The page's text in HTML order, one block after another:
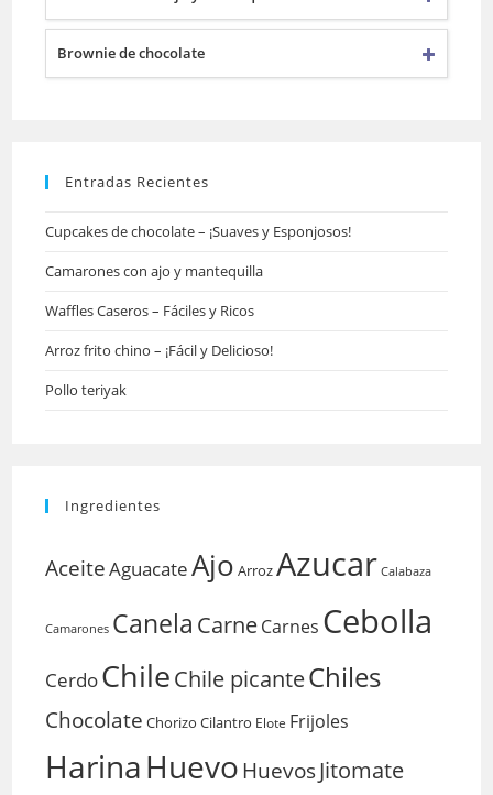
Brownie de chocolate
Entradas Recientes
Cupcakes de chocolate – ¡Suaves y Esponjosos!
Camarones con ajo y mantequilla
Waffles Caseros – Fáciles y Ricos
Arroz frito chino – ¡Fácil y Delicioso!
Pollo teriyak
Ingredientes
AceiteAguacateAjo ArrozAzucar Calabaza
Camarones Canela CarneCarnes Cebolla
CerdoChileChile picanteChiles
Chocolate Chorizo Cilantro Elote Frijoles
HarinaHuevoHuevosJitomate